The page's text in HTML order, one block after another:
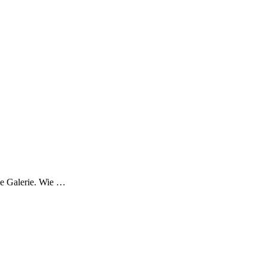
Galerie. Wie …